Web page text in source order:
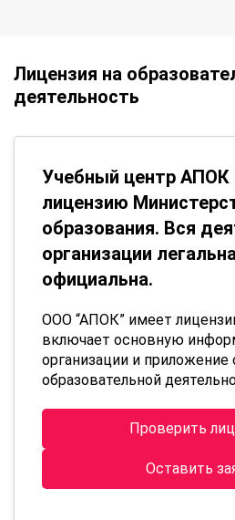
Лицензия на
деятельность
Учебный центр АПОК
лицензию
образования. Вся
организации
официальна.
ООО “АПОК” имеет
включает основную
организации и приложение
образовательной
Проверить
Оставить